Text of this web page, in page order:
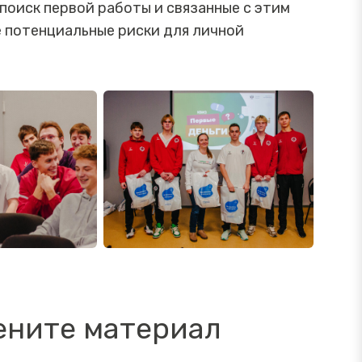
первой работы и связанные с этим
риски для личной
материал